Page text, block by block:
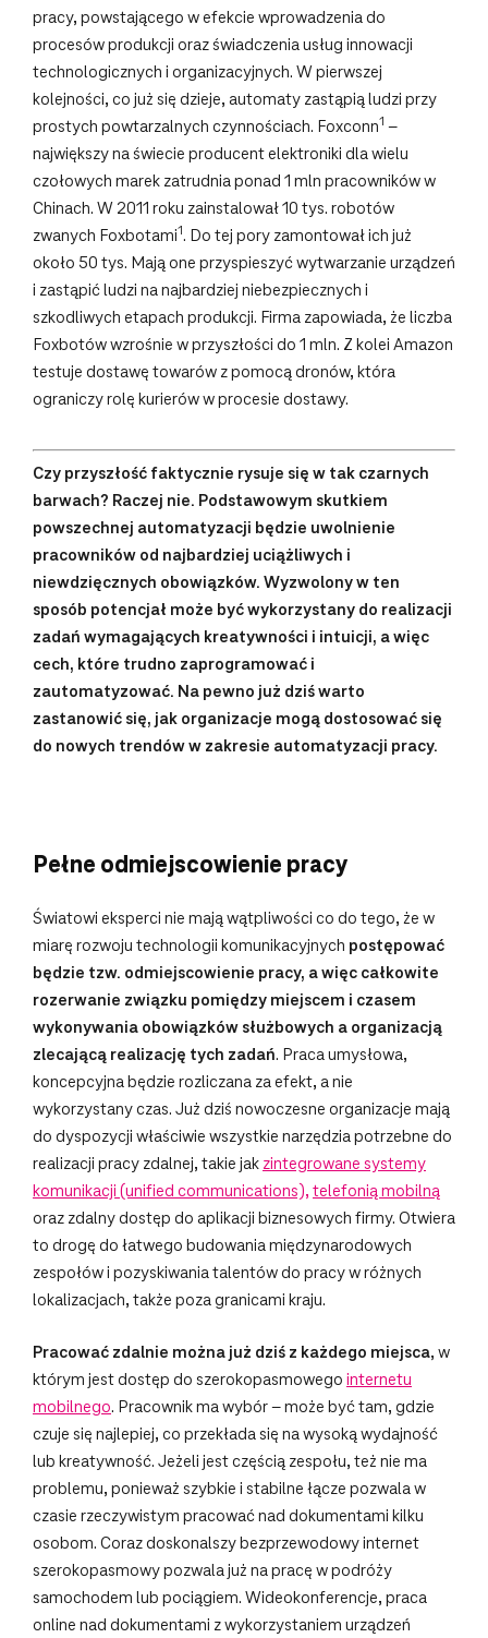
pracy, powstającego w efekcie wprowadzenia do
procesów produkcji oraz świadczenia usług innowacji
technologicznych i organizacyjnych. W pierwszej
kolejności, co już się dzieje, automaty zastąpią ludzi przy
prostych powtarzalnych czynnościach. Foxconn1 –
największy na świecie producent elektroniki dla wielu
czołowych marek zatrudnia ponad 1 mln pracowników w
Chinach. W 2011 roku zainstalował 10 tys. robotów
zwanych Foxbotami1. Do tej pory zamontował ich już
około 50 tys. Mają one przyspieszyć wytwarzanie urządzeń
i zastąpić ludzi na najbardziej niebezpiecznych i
szkodliwych etapach produkcji. Firma zapowiada, że liczba
Foxbotów wzrośnie w przyszłości do 1 mln. Z kolei Amazon
testuje dostawę towarów z pomocą dronów, która
ograniczy rolę kurierów w procesie dostawy.
Czy przyszłość faktycznie rysuje się w tak czarnych
barwach? Raczej nie. Podstawowym skutkiem
powszechnej automatyzacji będzie uwolnienie
pracowników od najbardziej uciążliwych i
niewdzięcznych obowiązków. Wyzwolony w ten
sposób potencjał może być wykorzystany do realizacji
zadań wymagających kreatywności i intuicji, a więc
cech, które trudno zaprogramować i
zautomatyzować. Na pewno już dziś warto
zastanowić się, jak organizacje mogą dostosować się
do nowych trendów w zakresie automatyzacji pracy.
Pełne odmiejscowienie pracy
Światowi eksperci nie mają wątpliwości co do tego, że w
miarę rozwoju technologii komunikacyjnych postępować
będzie tzw. odmiejscowienie pracy, a więc całkowite
rozerwanie związku pomiędzy miejscem i czasem
wykonywania obowiązków służbowych a organizacją
zlecającą realizację tych zadań. Praca umysłowa,
koncepcyjna będzie rozliczana za efekt, a nie
wykorzystany czas. Już dziś nowoczesne organizacje mają
do dyspozycji właściwie wszystkie narzędzia potrzebne do
realizacji pracy zdalnej, takie jak zintegrowane systemy
komunikacji (unified communications), telefonią mobilną
oraz zdalny dostęp do aplikacji biznesowych firmy. Otwiera
to drogę do łatwego budowania międzynarodowych
zespołów i pozyskiwania talentów do pracy w różnych
lokalizacjach, także poza granicami kraju.
Pracować zdalnie można już dziś z każdego miejsca, w
którym jest dostęp do szerokopasmowego internetu
mobilnego. Pracownik ma wybór – może być tam, gdzie
czuje się najlepiej, co przekłada się na wysoką wydajność
lub kreatywność. Jeżeli jest częścią zespołu, też nie ma
problemu, ponieważ szybkie i stabilne łącze pozwala w
czasie rzeczywistym pracować nad dokumentami kilku
osobom. Coraz doskonalszy bezprzewodowy internet
szerokopasmowy pozwala już na pracę w podróży
samochodem lub pociągiem. Wideokonferencje, praca
online nad dokumentami z wykorzystaniem urządzeń